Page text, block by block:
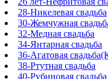
28-Никелевая свадьба
30-Жемчужная
32-Медная свадьба
34-Янтарная свадьба
36-Агатовая
38-Ртутная свадьба
40-Рубиновая свадьба